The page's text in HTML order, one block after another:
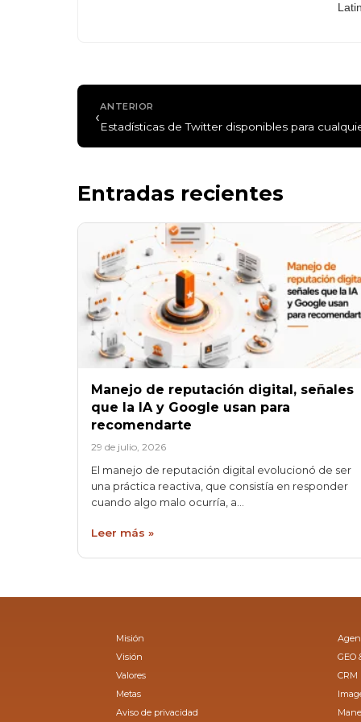
‹ANTERIOR
Estadísticas de Twitter disponibles para
Entradas recientes
Manejo de reputación digital, señales
que la IA y Google usan para
recomendarte
29 de julio, 2026
El manejo de reputación digital evolucionó de ser
una práctica reactiva, que consistía en responder
cuando algo malo ocurría, a…
Leer más »
Misión
Visión
Valores
Metas
Aviso de privacidad
GEO
CRM